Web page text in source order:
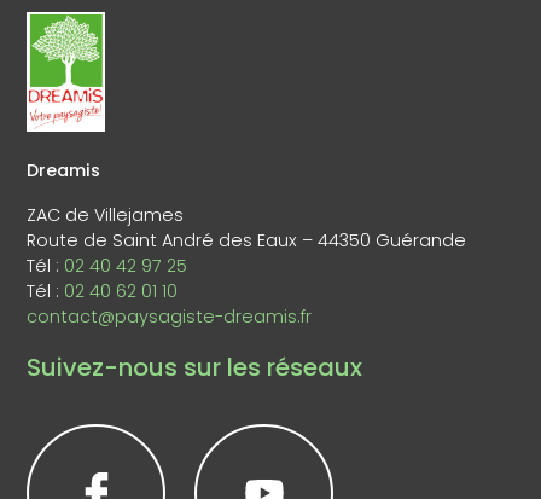
Dreamis
ZAC de Villejames
Route de Saint André des Eaux – 44350 Guérande
Tél : 02 40 42 97 25
Tél : 02 40 62 01 10
contact@paysagiste-dreamis.fr
Suivez-nous sur les réseaux